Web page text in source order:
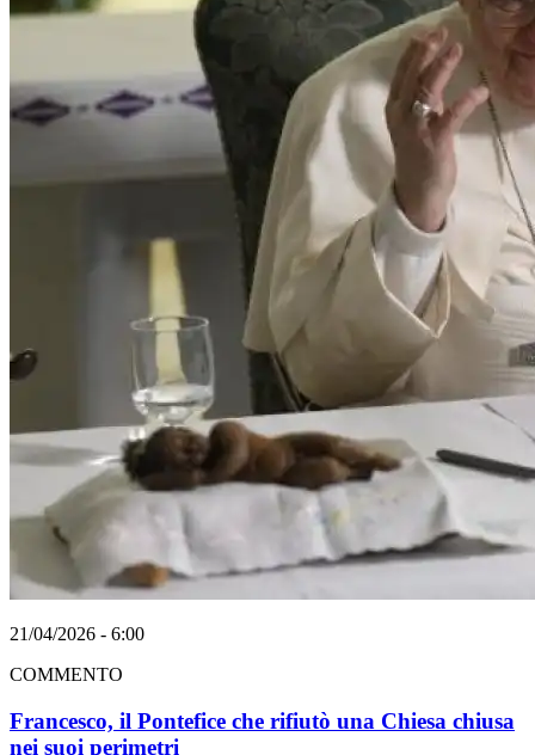
21/04/2026 - 6:00
COMMENTO
Francesco, il Pontefice che rifiutò una Chiesa chiusa
nei suoi perimetri